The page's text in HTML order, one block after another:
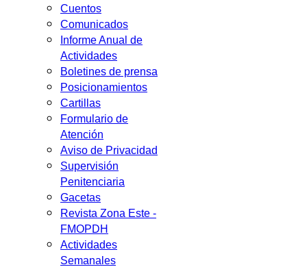
Cuentos
Comunicados
Informe Anual de
Actividades
Boletines de prensa
Posicionamientos
Cartillas
Formulario de
Atención
Aviso de Privacidad
Supervisión
Penitenciaria
Gacetas
Revista Zona Este -
FMOPDH
Actividades
Semanales